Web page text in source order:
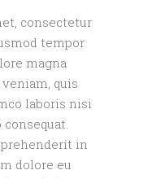
consectetur
tempor
magna
quis
laboris nisi
in
dolore eu